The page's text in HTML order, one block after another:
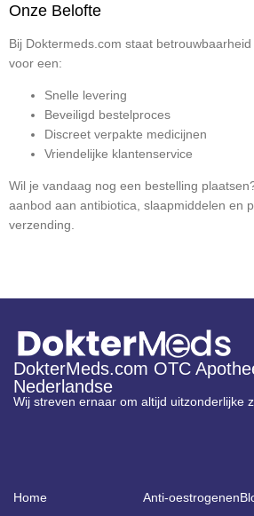
Onze Belofte
Bij Doktermeds.com staat
voor een:
Snelle levering
Beveiligd bestelproces
Discreet verpakte medicijnen
Vriendelijke klantenservice
Wil je vandaag nog een bestelling
aanbod aan antibiotica, slaapmiddelen en
verzending.
DokterMeds.com OTC
Nederlandse
Wij streven ernaar om altijd uitzonderlijke
Home Anti-oestrogenen